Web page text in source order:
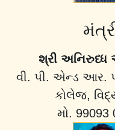
શ્રી
વી. પી. એન્ડ આર.
કોલેજ,
મો. 99093